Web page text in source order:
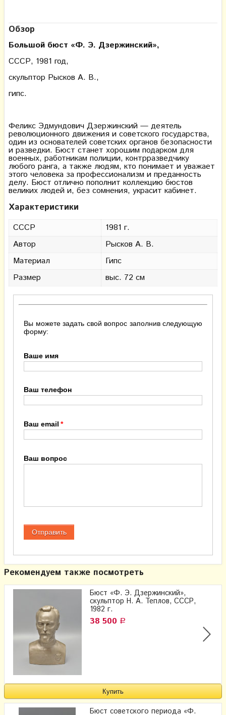
Обзор
Большой бюст «Ф. Э. Дзержинский»,
СССР, 1981 год,
скульптор Рысков А. В.,
гипс.
Феликс Эдмундович Дзержинский — деятель
революционного движения и советского государства,
один из основателей советских органов безопасности
и разведки. Бюст станет хорошим подарком для
военных, работникам полиции, контрразведчику
любого ранга, а также людям, кто понимает и уважает
этого человека за профессионализм и преданность
делу. Бюст отлично пополнит коллекцию бюстов
великих людей и, без сомнения, украсит кабинет.
Характеристики
СССР
1981 г.
Автор
Рысков А. В.
Материал
Гипс
Размер
выс. 72 см
Вы можете задать свой вопрос заполнив следующую
форму:
Ваше имя
Ваш телефон
Ваш email
Ваш вопрос
Рекомендуем также посмотреть
Бюст «Ф. Э. Дзержинский»,
скульптор Н. А. Теплов, СССР,
1982 г.
38 500 Р
Бюст советского периода «Ф.